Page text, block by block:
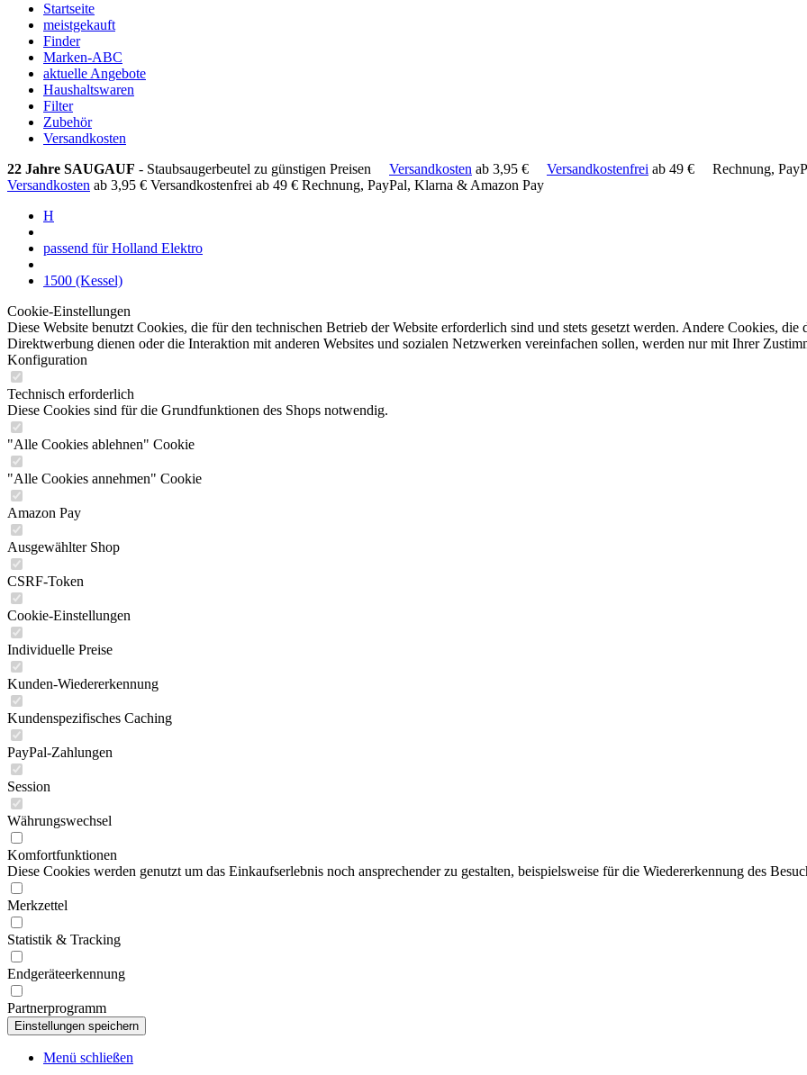
Startseite
meistgekauft
Finder
Marken-ABC
aktuelle Angebote
Haushaltswaren
Filter
Zubehör
Versandkosten
22 Jahre SAUGAUF - Staubsaugerbeutel zu günstigen Preisen Versandkosten ab 3,95 € Versandkostenfrei ab 49 €
Rechnung,
Versandkosten ab 3,95 € Versandkostenfrei ab 49 € Rechnung, PayPal, Klarna & Amazon Pay
H
passend für Holland Elektro
1500 (Kessel)
Cookie-Einstellungen
Diese Website benutzt Cookies, die für den technischen Betrieb der Website erforderlich sind und stets gesetzt werden. Andere Cookies,
Direktwerbung dienen oder die Interaktion mit anderen Websites und sozialen Netzwerken vereinfachen sollen, werden nur mit Ihrer
Konfiguration
Technisch erforderlich
Diese Cookies sind für die Grundfunktionen des Shops notwendig.
"Alle Cookies ablehnen" Cookie
"Alle Cookies annehmen" Cookie
Amazon Pay
Ausgewählter Shop
CSRF-Token
Cookie-Einstellungen
Individuelle Preise
Kunden-Wiedererkennung
Kundenspezifisches Caching
PayPal-Zahlungen
Session
Währungswechsel
Komfortfunktionen
Diese Cookies werden genutzt um das Einkaufserlebnis noch ansprechender zu gestalten, beispielsweise für die Wiedererkennung des
Merkzettel
Statistik & Tracking
Endgeräteerkennung
Partnerprogramm
Menü schließen